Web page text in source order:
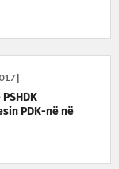
|
PSHDK
PDK-në në